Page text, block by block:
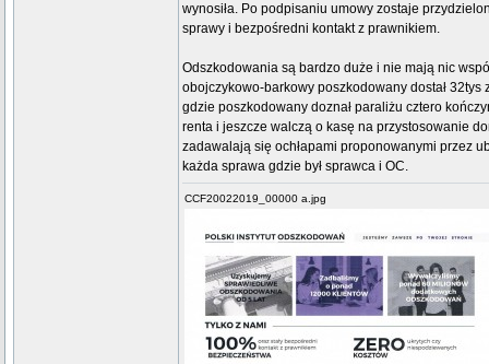
wynosiła. Po podpisaniu umowy zostaje
sprawy i bezpośredni kontakt z prawnikiem.
Odszkodowania są bardzo duże i nie mają nic
obojczykowo-barkowy poszkodowany dostał
gdzie poszkodowany doznał paraliżu cztero
renta i jeszcze walczą o kasę na przystosowanie
zadawalają się ochłapami proponowanymi przez
każda sprawa gdzie był sprawca i OC.
CCF20022019_00000 a.jpg